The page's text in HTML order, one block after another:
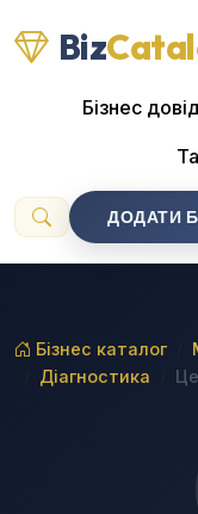
Biz
Бізнес
ДОДАТИ
Бізнес каталог
Діагностика